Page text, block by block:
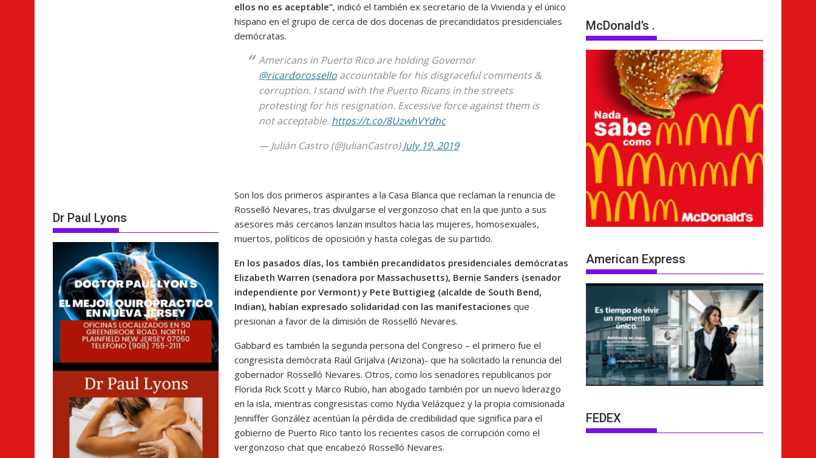
ellos no es aceptable”, indicó el también ex secretario de la Vivienda y el único
hispano en el grupo de cerca de dos docenas de precandidatos presidenciales
demócratas.
Americans in Puerto Rico are holding Governor
@ricardorosselloaccountable for his disgraceful comments &
corruption. I stand with the Puerto Ricans in the streets
protesting for his resignation. Excessive force against them is
not acceptable. https://t.co/8UzwhVYdhc
— Julián Castro (@JulianCastro)July 19, 2019
Son los dos primeros aspirantes a la Casa Blanca que reclaman la renuncia de
Rosselló Nevares, tras divulgarse el vergonzoso chat en la que junto a sus
asesores más cercanos lanzan insultos hacia las mujeres, homosexuales,
muertos, políticos de oposición y hasta colegas de su partido.
En los pasados días, los también precandidatos presidenciales demócratas
Elizabeth Warren (senadora por Massachusetts), Bernie Sanders (senador
independiente por Vermont) y Pete Buttigieg (alcalde de South Bend,
Indian), habían expresado solidaridad con las manifestaciones que
presionan a favor de la dimisión de Rosselló Nevares.
Gabbard es también la segunda persona del Congreso – el primero fue el
congresista demócrata Raúl Grijalva (Arizona)- que ha solicitado la renuncia del
gobernador Rosselló Nevares. Otros, como los senadores republicanos por
Florida Rick Scott y Marco Rubio, han abogado también por un nuevo liderazgo
en la isla, mientras congresistas como Nydia Velázquez y la propia comisionada
Jenniffer González acentúan la pérdida de credibilidad que significa para el
gobierno de Puerto Rico tanto los recientes casos de corrupción como el
vergonzoso chat que encabezó Rosselló Nevares.
Dr Paul Lyons
McDonald’s .
American Express
FEDEX